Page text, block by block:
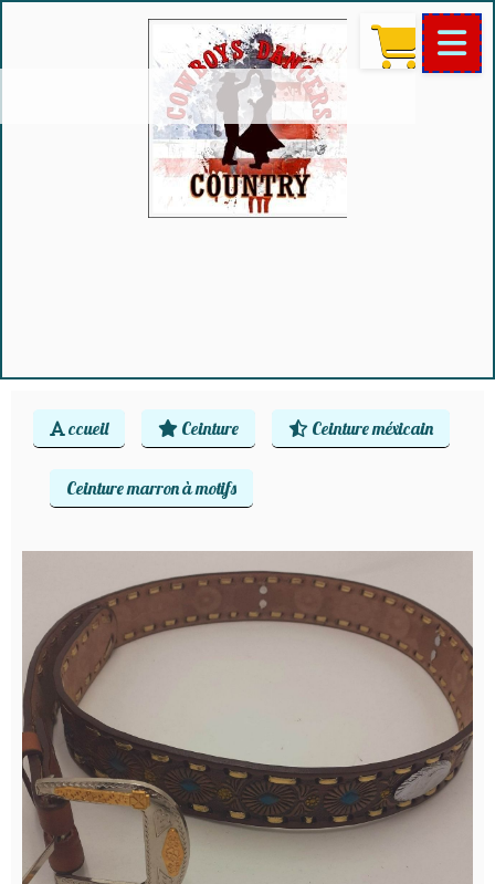
ccueil Ceinture Ceinture méxicain
Ceinture marron à motifs